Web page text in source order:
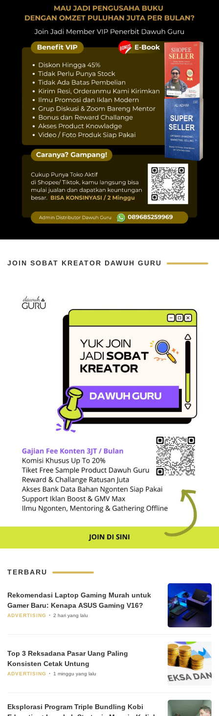
JOIN SOBAT KREATOR DAWUH GURU
TERBARU
Rekomendasi Laptop Gaming Murah untuk
Gamer Baru: Kenapa ASUS Gaming V16?
ADVERTISING 2 hari yang lalu
Top 3 Reksadana Pasar Uang Paling
Konsisten Cetak Untung
ADVERTISING 1 minggu yang lalu
Eksplorasi Program Triple Bundling Kobi